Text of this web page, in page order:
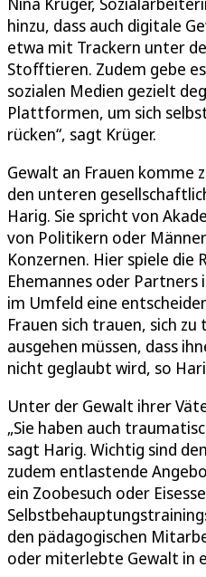
hinzu, dass auch digitale
etwa mit Trackern unter
Stofftieren. Zudem gebe
sozialen Medien gezielt
Plattformen, um sich
rücken“, sagt Krüger.
Gewalt an Frauen komme
den unteren
Harig. Sie spricht von
von Politikern oder
Konzernen. Hier spiele die
Ehemannes oder Partners
im Umfeld eine
Frauen sich trauen, sich
ausgehen müssen, dass
nicht geglaubt wird, so
Unter der Gewalt ihrer
„Sie haben auch
sagt Harig. Wichtig sind
zudem entlastende
ein Zoobesuch oder
den pädagogischen
oder miterlebte Gewalt in